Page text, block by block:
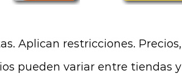
Aplican restricciones.
pueden variar entre tiendas